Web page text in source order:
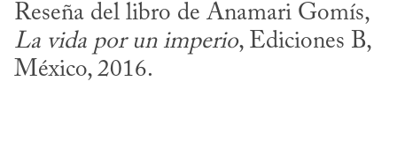
Reseña del libro de Anamari Gomís,
La vida por un imperio, Ediciones B,
México, 2016.